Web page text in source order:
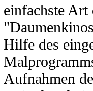
einfachste
Hilfe des
Aufnahmen